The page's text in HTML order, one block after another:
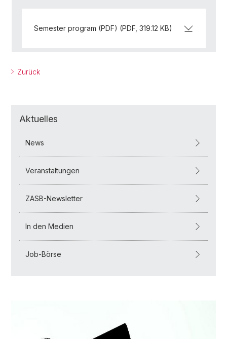
Semester program (PDF) (PDF, 319.12 KB)
Zurück
Aktuelles
News
Veranstaltungen
ZASB-Newsletter
In den Medien
Job-Börse